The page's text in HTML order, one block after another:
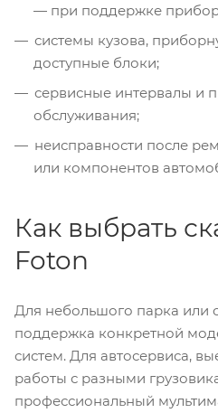
— при поддержке
системы кузова,
доступные блоки;
сервисные интервалы и
обслуживания;
неисправности после
или компонентов
Как выбрать
Foton
Для небольшого парка
поддержка конкретной
систем. Для автосервиса,
работы с разными
профессиональный